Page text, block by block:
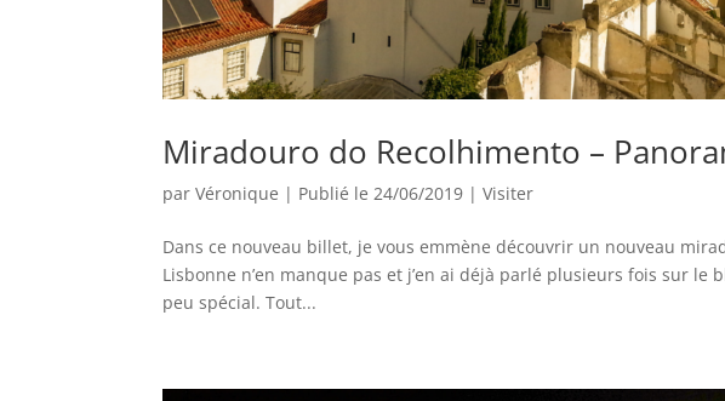
Miradouro do Recolhimento –
parVéronique | Publié le 24/06/2019 |Visiter
Dans ce nouveau billet, je vous emmène découvrir un nouveau
Lisbonne n’en manque pas et j’en ai déjà parlé plusieurs fois sur
peu spécial. Tout...